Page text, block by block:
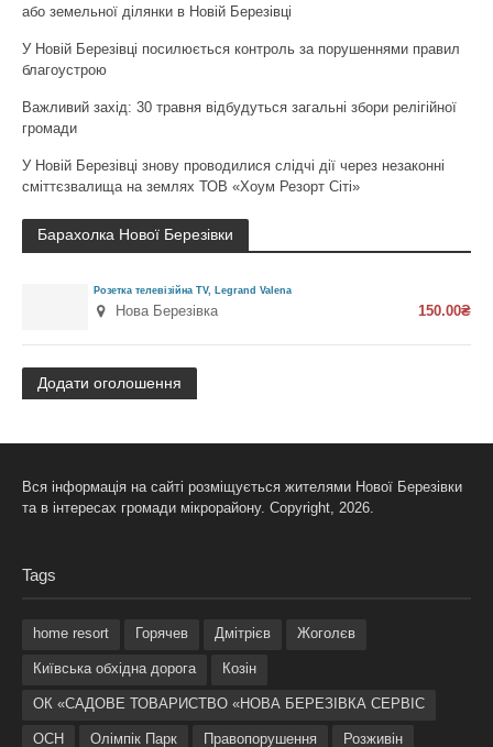
або земельної ділянки в Новій Березівці
У Новій Березівці посилюється контроль за порушеннями правил
благоустрою
Важливий захід: 30 травня відбудуться загальні збори релігійної
громади
У Новій Березівці знову проводилися слідчі дії через незаконні
сміттєзвалища на землях ТОВ «Хоум Резорт Сіті»
Барахолка Нової Березівки
Розетка телевізійна TV, Legrand Valena
Нова Березівка 150.00₴
Додати оголошення
Вся інформація на сайті розміщується жителями Нової Березівки
та в інтересах громади мікрорайону. Copyright, 2026.
Tags
home resort Горячев Дмітрієв Жоголєв
Київська обхідна дорога Козін
ОК «САДОВЕ ТОВАРИСТВО «НОВА БЕРЕЗІВКА СЕРВІС
ОСН Олімпік Парк Правопорушення Розживін